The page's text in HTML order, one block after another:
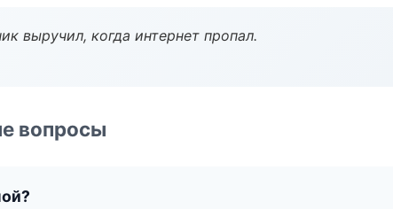
выручил, когда интернет пропал.
вопросы